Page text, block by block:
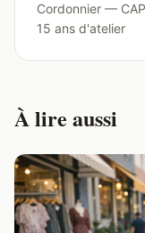
Cordonnier —
15 ans d'atelier
À lire aussi